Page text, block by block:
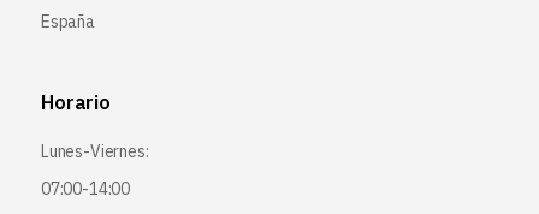
España
Horario
Lunes-Viernes:
07:00-14:00